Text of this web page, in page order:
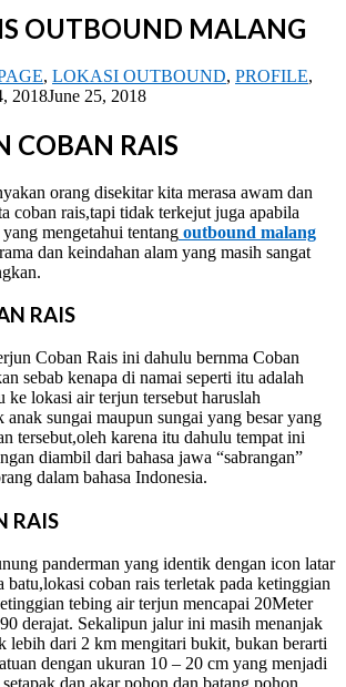
OUTBOUND MALANG
, LOKASI OUTBOUND, PROFILE,
2018June 25, 2018
COBAN RAIS
orang disekitar kita merasa awam dan
coban rais,tapi tidak terkejut juga apabila
mengetahui tentang outbound malang
dan keindahan alam yang masih sangat
RAIS
Coban Rais ini dahulu bernma Coban
sebab kenapa di namai seperti itu adalah
ke lokasi air terjun tersebut haruslah
anak sungai maupun sungai yang besar yang
tersebut,oleh karena itu dahulu tempat ini
diambil dari bahasa jawa “sabrangan”
dalam bahasa Indonesia.
RAIS
panderman yang identik dengan icon latar
batu,lokasi coban rais terletak pada ketinggian
tebing air terjun mencapai 20Meter
derajat. Sekalipun jalur ini masih menanjak
lebih dari 2 km mengitari bukit, bukan berarti
dengan ukuran 10 – 20 cm yang menjadi
dan akar pohon dan batang pohon